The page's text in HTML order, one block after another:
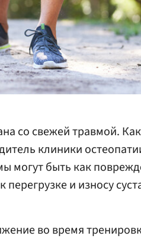
со свежей травмой.
клиники
могут быть как
и износу
во время